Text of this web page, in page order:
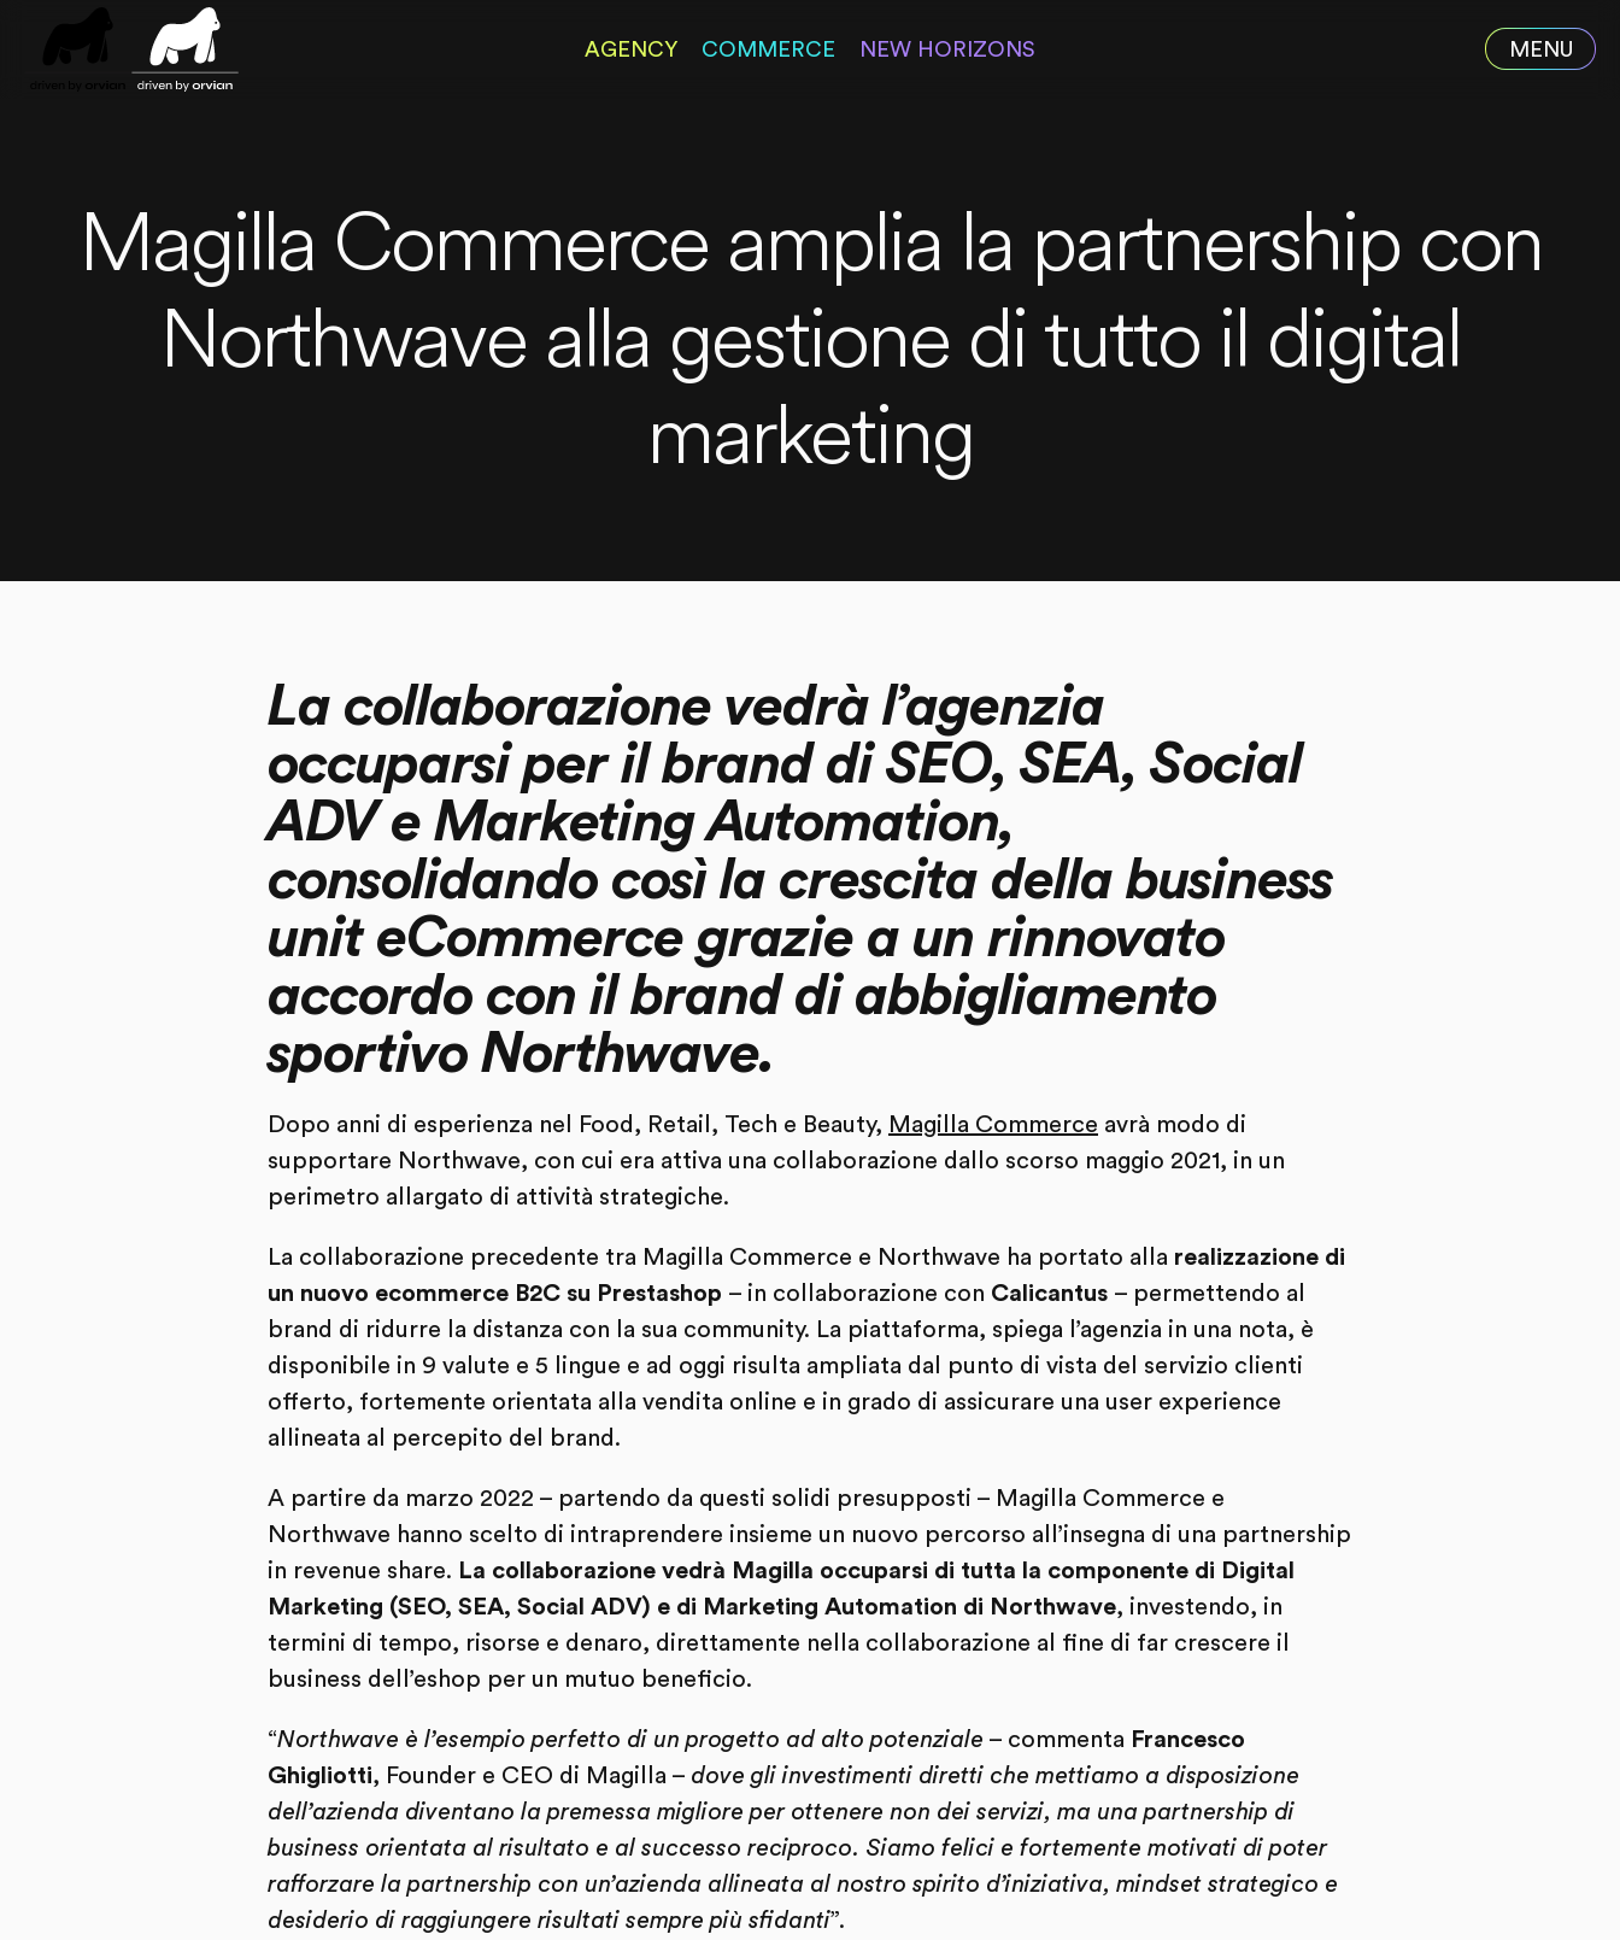
Skip to main content
AGENCY COMMERCE NEW HORIZONS
Magilla Commerce amplia la partnership con
Northwave alla gestione di tutto il digital
marketing
La collaborazione vedrà l’agenzia
occuparsi per il brand di SEO, SEA, Social
ADV e Marketing Automation,
consolidando così la crescita della business
unit eCommerce grazie a un rinnovato
accordo con il brand di abbigliamento
sportivo Northwave.
Dopo anni di esperienza nel Food, Retail, Tech e Beauty, Magilla Commerce avrà modo di
supportare Northwave, con cui era attiva una collaborazione dallo scorso maggio 2021, in un
perimetro allargato di attività strategiche.
La collaborazione precedente tra Magilla Commerce e Northwave ha portato alla realizzazione di
un nuovo ecommerce B2C su Prestashop – in collaborazione con Calicantus – permettendo al
brand di ridurre la distanza con la sua community. La piattaforma, spiega l’agenzia in una nota, è
disponibile in 9 valute e 5 lingue e ad oggi risulta ampliata dal punto di vista del servizio clienti
offerto, fortemente orientata alla vendita online e in grado di assicurare una user experience
allineata al percepito del brand.
A partire da marzo 2022 – partendo da questi solidi presupposti – Magilla Commerce e
Northwave hanno scelto di intraprendere insieme un nuovo percorso all’insegna di una partnership
in revenue share. La collaborazione vedrà Magilla occuparsi di tutta la componente di Digital
Marketing (SEO, SEA, Social ADV) e di Marketing Automation di Northwave, investendo, in
termini di tempo, risorse e denaro, direttamente nella collaborazione al fine di far crescere il
business dell’eshop per un mutuo beneficio.
“Northwave è l’esempio perfetto di un progetto ad alto potenziale – commenta Francesco
Ghigliotti, Founder e CEO di Magilla – dove gli investimenti diretti che mettiamo a disposizione
dell’azienda diventano la premessa migliore per ottenere non dei servizi, ma una partnership di
business orientata al risultato e al successo reciproco. Siamo felici e fortemente motivati di poter
rafforzare la partnership con un’azienda allineata al nostro spirito d’iniziativa, mindset strategico e
desiderio di raggiungere risultati sempre più sfidanti”.